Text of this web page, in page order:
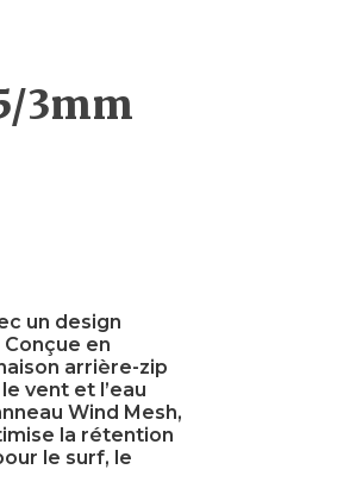
3mm
un design
en
arrière-zip
vent et l’eau
Wind Mesh,
la rétention
le surf, le